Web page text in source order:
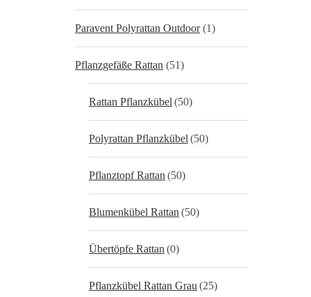
Paravent Polyrattan Outdoor (1)
Pflanzgefäße Rattan (51)
Rattan Pflanzkübel (50)
Polyrattan Pflanzkübel (50)
Pflanztopf Rattan (50)
Blumenkübel Rattan (50)
Übertöpfe Rattan (0)
Pflanzkübel Rattan Grau (25)